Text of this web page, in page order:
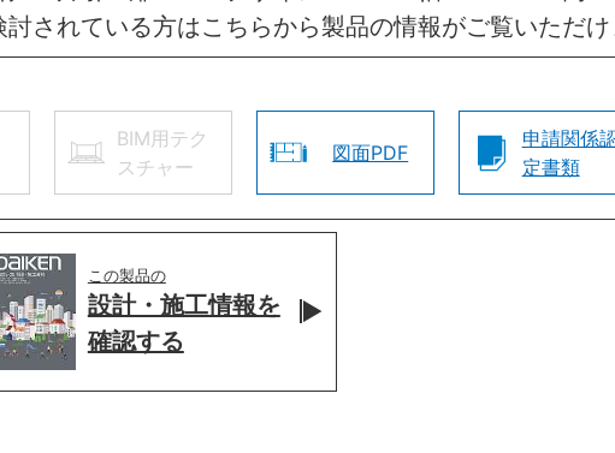
されている方はこちらから製品の情報がご覧いただ
BIM用テク
スチャー
図面PDF
申請関係
定書類
この製品の
設計・施工情報を
確認する